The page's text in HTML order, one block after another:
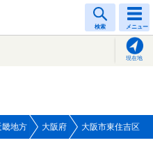
検索 メニュー
現在地
畿地方 大阪府 大阪市東住吉区